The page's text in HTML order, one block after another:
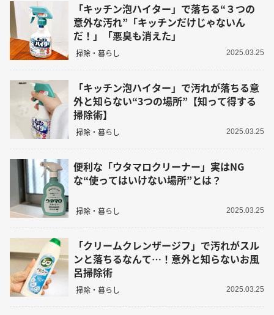
「キッチン泡ハイター」で落ちる“３つの
意外な汚れ”「キッチンだけじゃないん
だ！」「悪臭も消えた」
掃除・暮らし 2025.03.25
「キッチン泡ハイター」で汚れが落ちる意
外と知らない“3つの場所”【知って得する
掃除術】
掃除・暮らし 2025.03.25
便利な「ウタマロクリーナー」実はNG
な“使ってはいけない場所”とは？
掃除・暮らし 2025.03.25
「クリームクレンザージフ」で汚れがスル
ンと落ちるなんて…！意外と知らないお風
呂掃除術
掃除・暮らし 2025.03.25